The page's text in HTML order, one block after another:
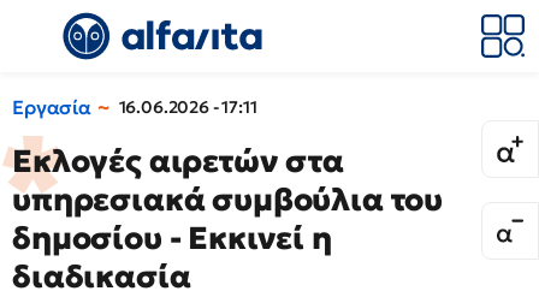
Εργασία 16.06.2026 - 17:11
Εκλογές αιρετών στα
υπηρεσιακά συμβούλια του
δημοσίου - Εκκινεί η
διαδικασία